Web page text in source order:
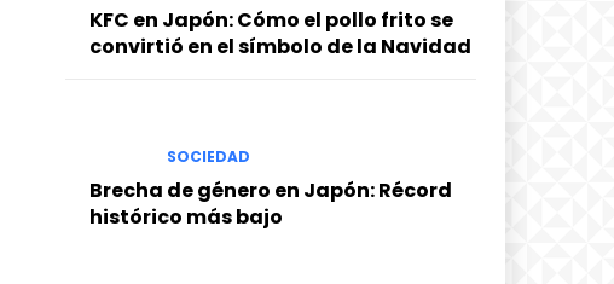
KFC en Japón: Cómo el pollo frito se
convirtió en el símbolo de la Navidad
SOCIEDAD
Brecha de género en Japón: Récord
histórico más bajo